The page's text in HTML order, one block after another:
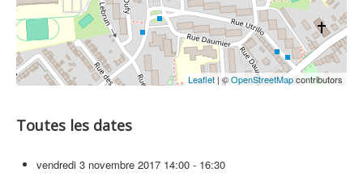
Leaflet | ©OpenStreetMapcontributors
Toutes les dates
vendredi 3 novembre 2017 14:00 - 16:30